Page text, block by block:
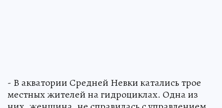
- В акватории Средней Невки катались трое
местных жителей на гидроциклах. Одна из